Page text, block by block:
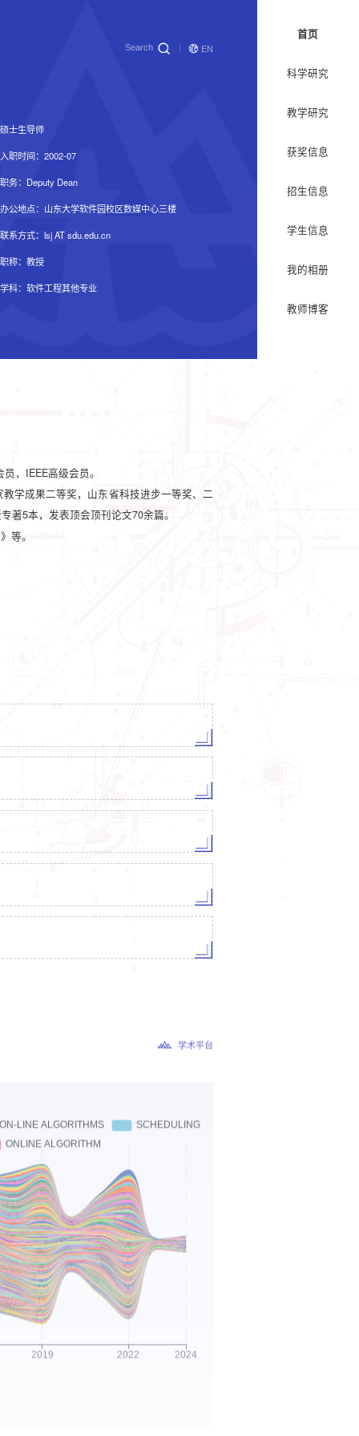
Search EN
首页
科学研究
教学研究
获奖信息
招生信息
学生信息
我的相册
教师博客
硕士生导师
入职时间：2002-07
职务：Deputy Dean
办公地点：山东大学软件园校区数媒中心三楼
联系方式： lsj AT sdu.edu.cn
职称：教授
学科：软件工程其他专业
， IEEE高级会员。
教学成果二等奖，山东省科技进步一等奖、二
著5本，发表顶会顶刊论文70余篇。
等。